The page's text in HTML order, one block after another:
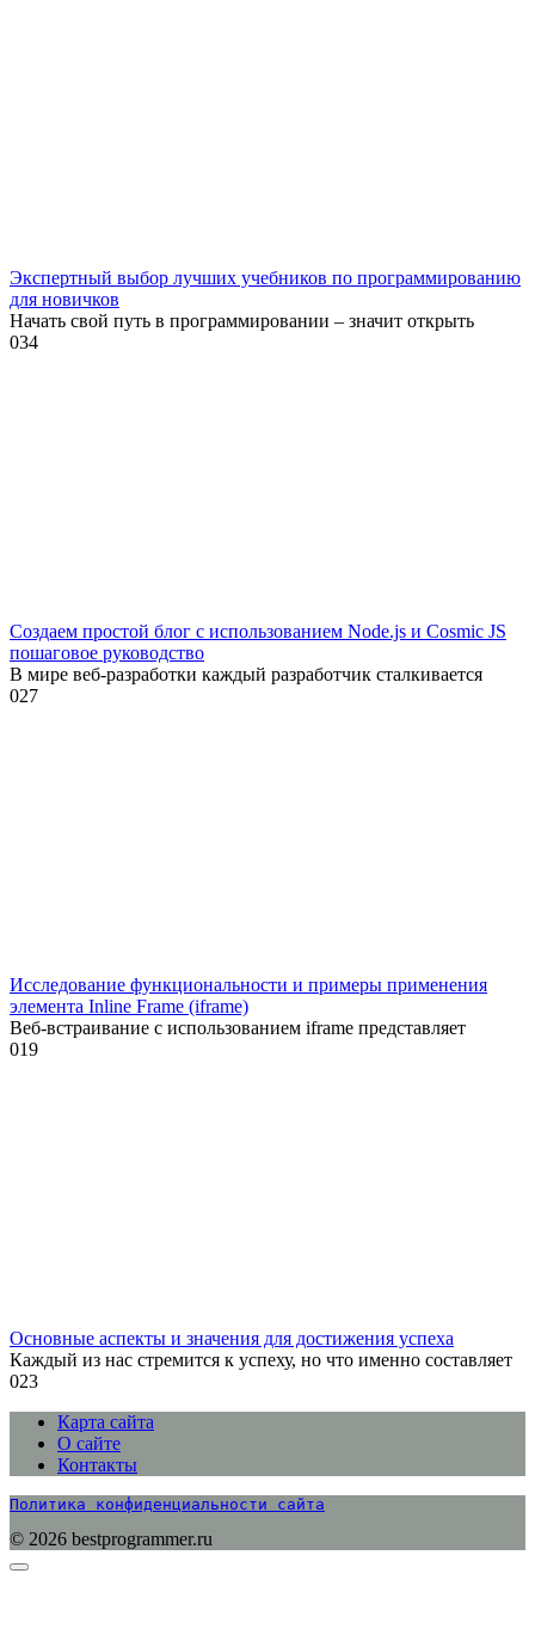
Экспертный выбор лучших учебников по программированию
для новичков
Начать свой путь в программировании – значит открыть
034
Создаем простой блог с использованием Node.js и Cosmic JS
пошаговое руководство
В мире веб-разработки каждый разработчик сталкивается
027
Исследование функциональности и примеры применения
элемента Inline Frame (iframe)
Веб-встраивание с использованием iframe представляет
019
Основные аспекты и значения для достижения успеха
Каждый из нас стремится к успеху, но что именно составляет
023
Карта сайта
О сайте
Контакты
Политика конфиденциальности сайта
© 2026 bestprogrammer.ru